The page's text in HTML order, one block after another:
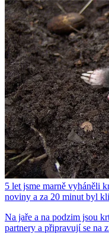
5 let jsme marně vyháněli
noviny a za 20 minut byl
Na jaře a na podzim jsou
partnery a připravují se na